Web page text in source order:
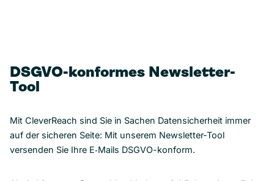
DSGVO-konformes Newsletter-
Tool
Mit CleverReach sind Sie in Sachen Datensicherheit immer
auf der sicheren Seite: Mit unserem Newsletter-Tool
versenden Sie Ihre E‑Mails DSGVO-konform.